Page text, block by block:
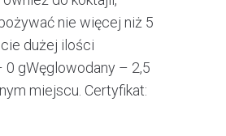
nie więcej niż 5
dużej ilości
gWęglowodany – 2,5
miejscu. Certyfikat: